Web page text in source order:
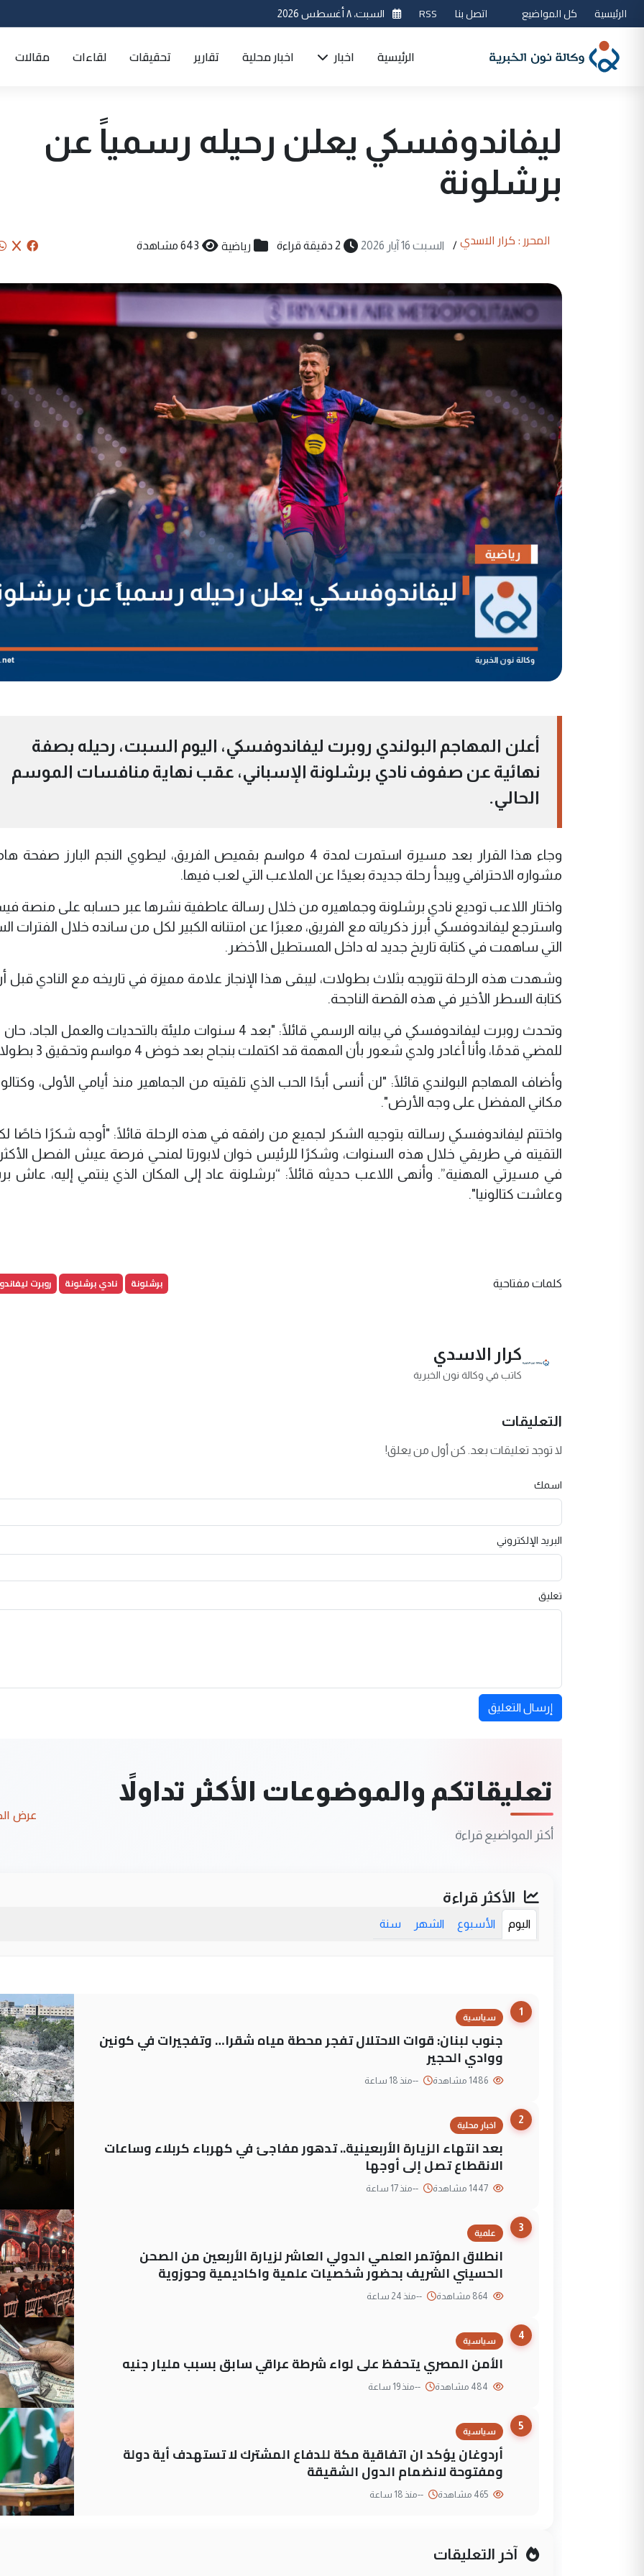
الرئيسية كل المواضيع اتصل بنا RSS السبت، ٨ أغسطس 2026
الرئيسية اخبار اخبار محلية تقارير تحقيقات لقاءات مقالات
ليفاندوفسكي يعلن رحيله رسمياً عن
برشلونة
المحرر : كرار الاسدي / السبت 16 آيار 2026 2 دقيقة قراءة رياضية 643 مشاهدة
أعلن المهاجم البولندي روبرت ليفاندوفسكي، اليوم السبت، رحيله بصفة
نهائية عن صفوف نادي برشلونة الإسباني، عقب نهاية منافسات الموسم
الحالي.
وجاء هذا القرار بعد مسيرة استمرت لمدة 4 مواسم بقميص الفريق، ليطوي النجم البارز
مشواره الاحترافي ويبدأ رحلة جديدة بعيدًا عن الملاعب التي لعب فيها.
واختار اللاعب توديع نادي برشلونة وجماهيره من خلال رسالة عاطفية نشرها عبر حسابه على منصة
واسترجع ليفاندوفسكي أبرز ذكرياته مع الفريق، معبرًا عن امتنانه الكبير لكل من سانده خلال الفترات
التي ساهمت في كتابة تاريخ جديد له داخل المستطيل الأخضر.
وشهدت هذه الرحلة تتويجه بثلاث بطولات، ليبقى هذا الإنجاز علامة مميزة في تاريخه مع النادي قبل
كتابة السطر الأخير في هذه القصة الناجحة.
وتحدث روبرت ليفاندوفسكي في بيانه الرسمي قائلًا: "بعد 4 سنوات مليئة بالتحديات والعمل
للمضي قدمًا، وأنا أغادر ولدي شعور بأن المهمة قد اكتملت بنجاح بعد خوض 4 مواسم وتحقيق 3 بطولات".
وأضاف المهاجم البولندي قائلًا: "لن أنسى أبدًا الحب الذي تلقيته من الجماهير منذ أيامي الأولى،
مكاني المفضل على وجه الأرض".
واختتم ليفاندوفسكي رسالته بتوجيه الشكر لجميع من رافقه في هذه الرحلة قائلًا: "أوجه شكرًا خاصًا
التقيته في طريقي خلال هذه السنوات، وشكرًا للرئيس خوان لابورتا لمنحي فرصة عيش الفصل
في مسيرتي المهنية”. وأنهى اللاعب حديثه قائلًا: “برشلونة عاد إلى المكان الذي ينتمي إليه، عاش
وعاشت كتالونيا".
كلمات مفتاحية برشلونة نادي برشلونة روبرت
كرار الاسدي
كاتب في وكالة نون الخبرية
التعليقات
لا توجد تعليقات بعد. كن أول من يعلق!
اسمك
البريد الإلكتروني
تعليق
إرسال التعليق
تعليقاتكم والموضوعات الأكثر تداولاً
أكثر المواضيع قراءة
عرض
الأكثر قراءة
اليوم الأسبوع الشهر سنة
1
سياسية
جنوب لبنان: قوات الاحتلال تفجر محطة مياه شقرا… وتفجيرات في كونين
ووادي الحجير
--منذ 18 ساعة
2
اخبار محلية
بعد انتهاء الزيارة الأربعينية.. تدهور مفاجئ في كهرباء كربلاء وساعات
الانقطاع تصل إلى أوجها
--منذ 17 ساعة
3
علمية
انطلاق المؤتمر العلمي الدولي العاشر لزيارة الأربعين من الصحن
الحسيني الشريف بحضور شخصيات علمية واكاديمية وحوزوية
--منذ 24 ساعة
4
سياسية
الأمن المصري يتحفظ على لواء شرطة عراقي سابق بسبب مليار جنيه
--منذ 19 ساعة
5
سياسية
أردوغان يؤكد ان اتفاقية مكة للدفاع المشترك لا تستهدف أية دولة
ومفتوحة لانضمام الدول الشقيقة
--منذ 18 ساعة
آخر التعليقات